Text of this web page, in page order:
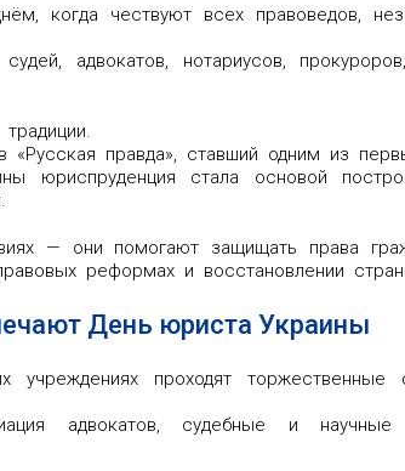
когда чествуют всех правоведов,
адвокатов, нотариусов,
правда», ставший одним из
юриспруденция стала основой
— они помогают защищать права
реформах и восстановлении
День юриста Украины
проходят торжественные
адвокатов, судебные и